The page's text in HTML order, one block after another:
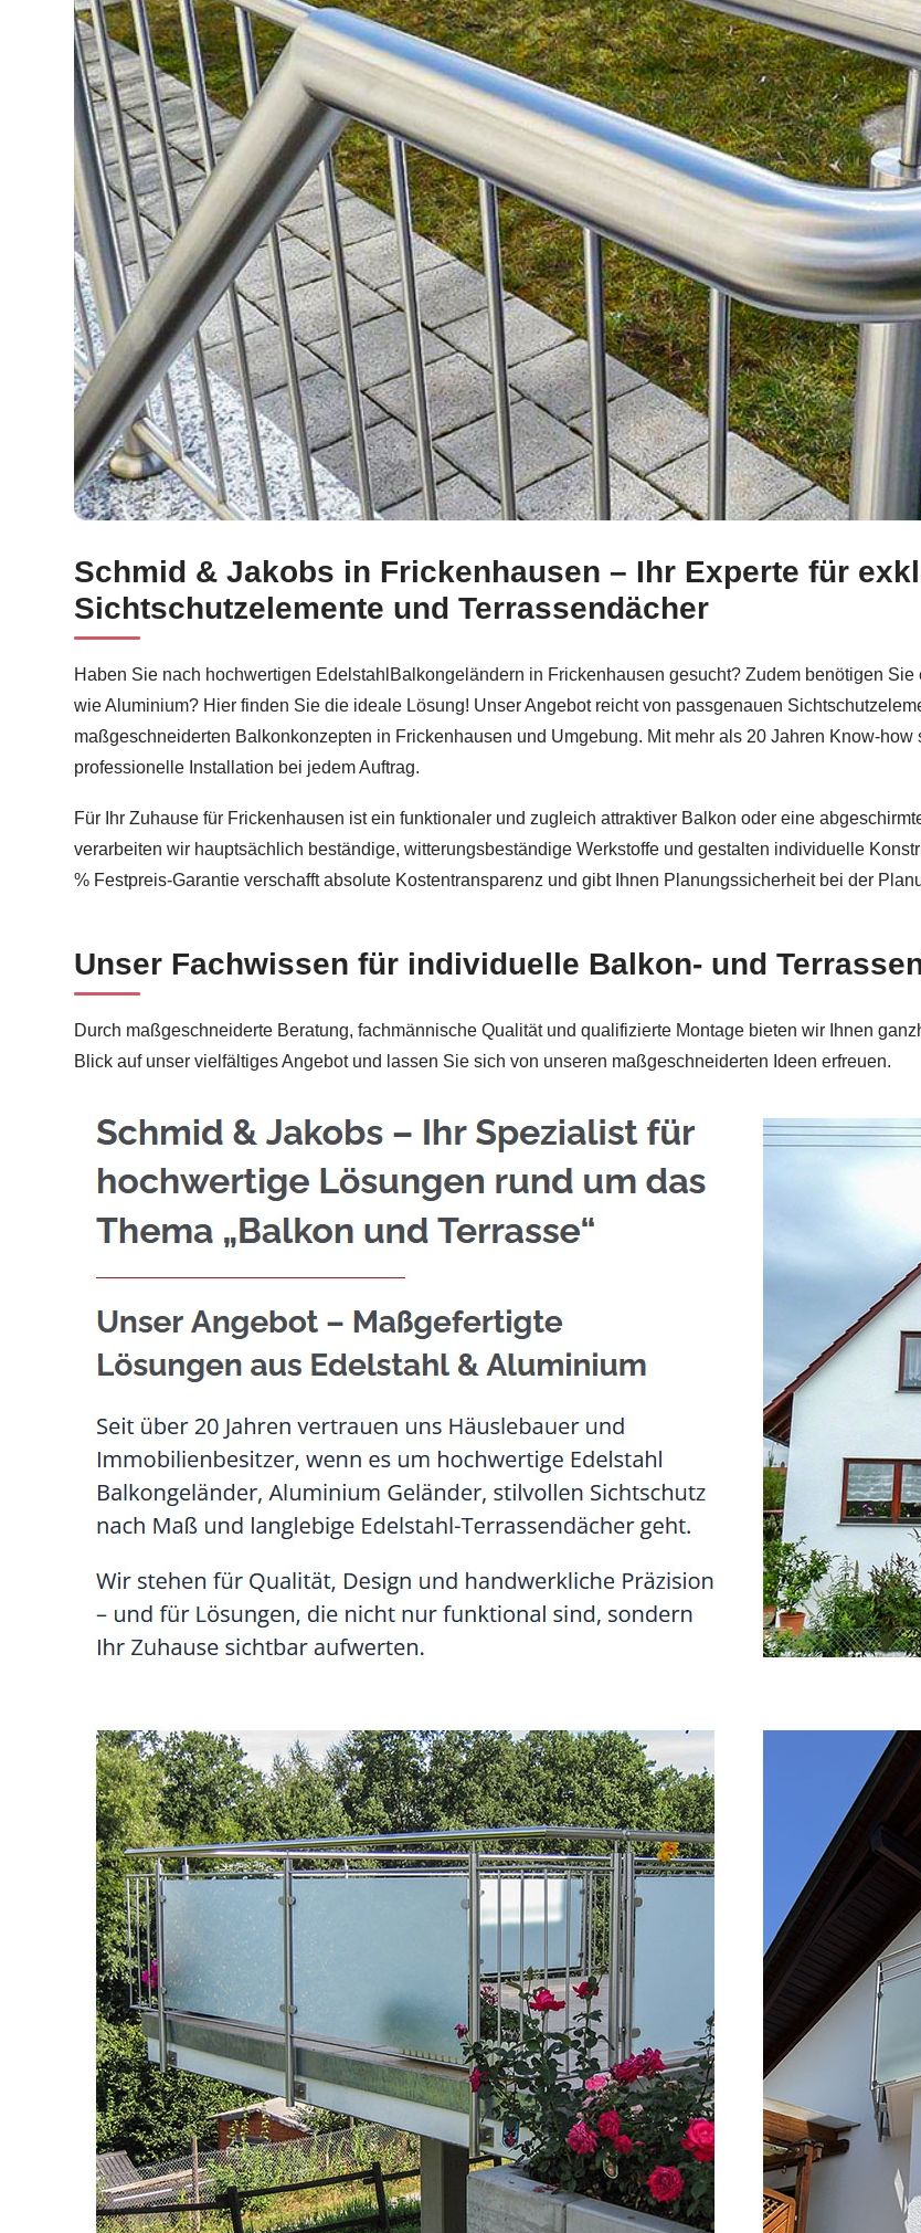
Sichern Sie sich Balkonsanierung für Frickenhausen beiSchmid & Jakobs oder ✓Edelstahl
Schmid & Jakobs in Frickenhausen – Ihr Experte für
Sichtschutzelemente und Terrassendächer
Haben Sie nach hochwertigen EdelstahlBalkongeländern in Frickenhausen gesucht? Zudem benötigen
wie Aluminium? Hier finden Sie die ideale Lösung! Unser Angebot reicht von passgenauen
maßgeschneiderten Balkonkonzepten in Frickenhausen und Umgebung. Mit mehr als 20 Jahren Know-
professionelle Installation bei jedem Auftrag.
Für Ihr Zuhause für Frickenhausen ist ein funktionaler und zugleich attraktiver Balkon oder eine
verarbeiten wir hauptsächlich beständige, witterungsbeständige Werkstoffe und gestalten individuelle
% Festpreis-Garantie verschafft absolute Kostentransparenz und gibt Ihnen Planungssicherheit bei der
Unser Fachwissen für individuelle Balkon- und
Durch maßgeschneiderte Beratung, fachmännische Qualität und qualifizierte Montage bieten wir Ihnen
Blick auf unser vielfältiges Angebot und lassen Sie sich von unseren maßgeschneiderten Ideen erfreuen.